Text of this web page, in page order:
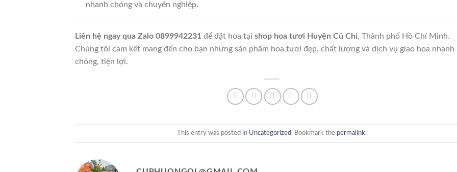
nhanh chóng và chuyên nghiệp.
Liên hệ ngay qua Zalo 0899942231 để đặt hoa tại shop hoa tươi Huyện Củ Chi, Thành phố Hồ Chí Minh.
Chúng tôi cam kết mang đến cho bạn những sản phẩm hoa tươi đẹp, chất lượng và dịch vụ giao hoa nhanh
chóng, tiện lợi.
This entry was posted in Uncategorized. Bookmark the permalink.